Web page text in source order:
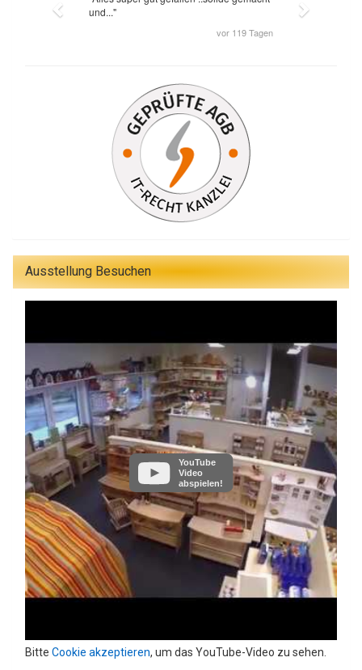
Ausstellung Besuchen
YouTube
Video
abspielen!
Bitte Cookie akzeptieren, um das YouTube-Video zu sehen.